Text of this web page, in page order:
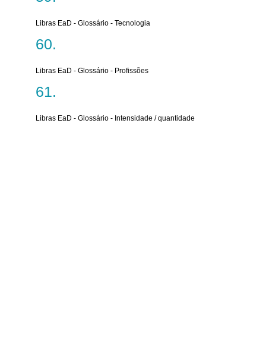
Libras EaD - Glossário - Tecnologia
Libras EaD - Glossário - Profissões
Libras EaD - Glossário - Intensidade / quantidade